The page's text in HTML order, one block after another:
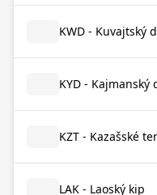
KWD - Kuvajtský
KYD - Kajmanský
KZT - Kazašské
LAK - Laoský kip